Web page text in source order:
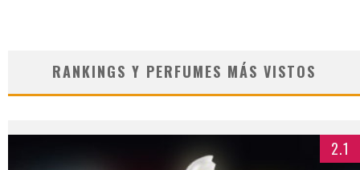
RANKINGS Y PERFUMES MÁS VISTOS
2.1